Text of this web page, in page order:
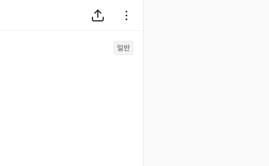
일반